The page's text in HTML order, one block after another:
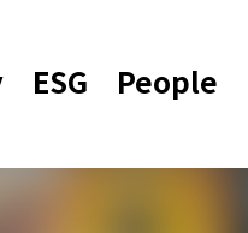
ESG People